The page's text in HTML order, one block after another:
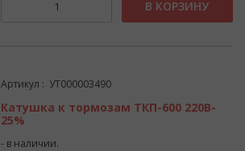
В КОРЗИНУ
Артикул : УТ000003490
Катушка к тормозам ТКП-600 220В-
25%
- в наличии.